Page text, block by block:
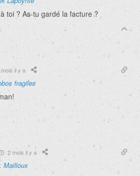
toi ? As-tu gardé la facture ?
il y a
fragiles
2 mois il y a
Mailloux